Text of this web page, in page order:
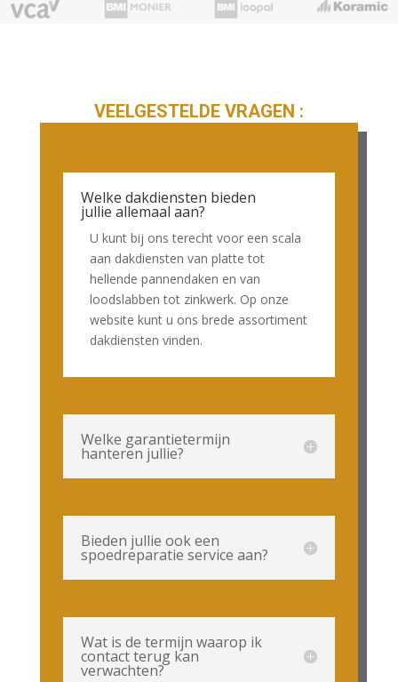
VEELGESTELDE VRAGEN :
Welke dakdiensten bieden
jullie allemaal aan?
U kunt bij ons terecht voor een scala
aan dakdiensten van platte tot
hellende pannendaken en van
loodslabben tot zinkwerk. Op onze
website kunt u ons brede assortiment
dakdiensten vinden.
Welke garantietermijn
hanteren jullie?
Bieden jullie ook een
spoedreparatie service aan?
Wat is de termijn waarop ik
contact terug kan
verwachten?